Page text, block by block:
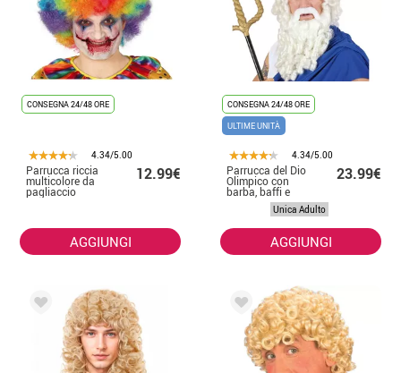
CONSEGNA 24/48 ORE
4.34/5.00
Parrucca riccia
multicolore da
pagliaccio
12.99€
AGGIUNGI
CONSEGNA 24/48 ORE
ULTIME UNITÀ
4.34/5.00
Parrucca del Dio
Olimpico con
barba, baffi e
sopracciglia da
23.99€
Unica Adulto
AGGIUNGI